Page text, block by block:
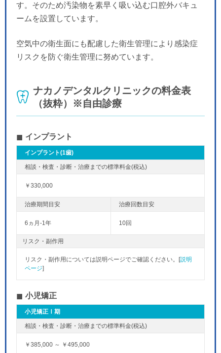
す。そのため汚染物を素早く吸い込む口腔外バキュ
ームを設置しています。
空気中の衛生面にも配慮した衛生管理により感染症
リスクを防ぐ衛生管理に努めています。
ナカノデンタルクリニックの料金表
（抜粋）※自由診療
インプラント
インプラント(1歯)
￥330,000
6ヵ月-1年 10回
リスク・副作用
リスク・副作用については説明ページでご確認ください。[説明
ページ]
小児矯正
小児矯正Ⅰ期
￥385,000 ～ ￥495,000